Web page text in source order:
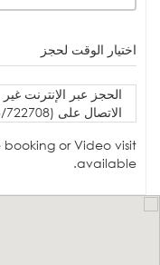
اختيار الوقت لحجز
الحجز عبر الإنترنت
الاتصال على (03/722708) لتحديد موعد!
or Video visit
available.